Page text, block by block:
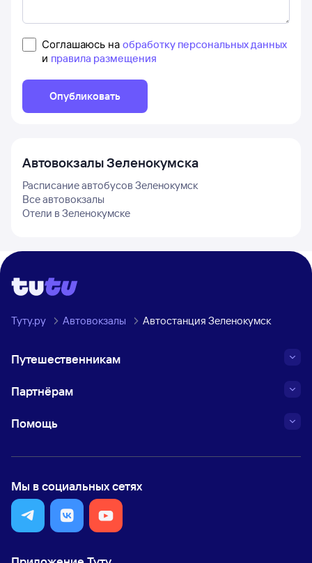
Соглашаюсь на обработку персональных данных
и правила размещения
Опубликовать
АвтовокзалыЗеленокумска
Расписание автобусов Зеленокумск
Все автовокзалы
Отели в Зеленокумске
Туту.ру Автовокзалы Автостанция Зеленокумск
Путешественникам
Партнёрам
Помощь
Мы в социальных сетях